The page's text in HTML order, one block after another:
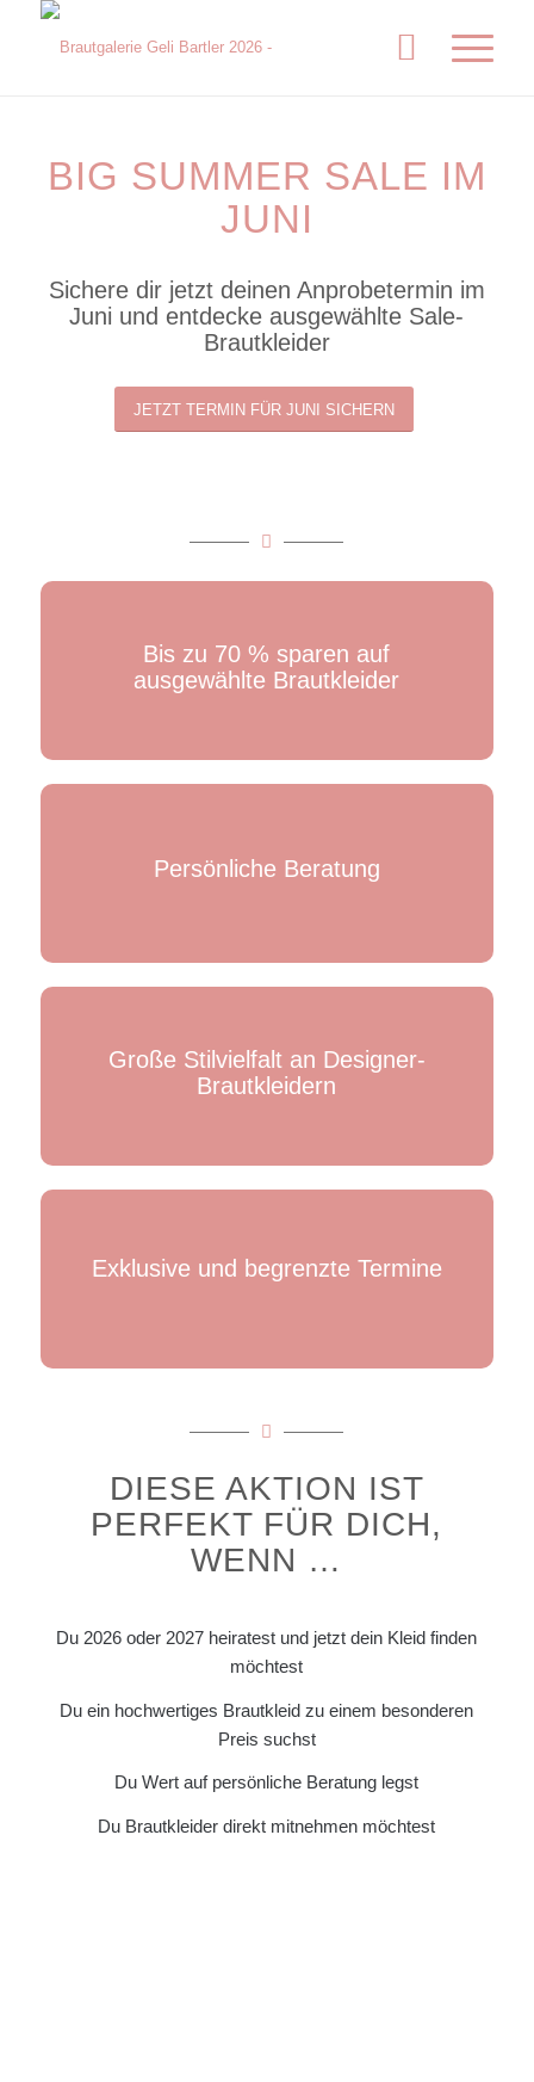
BIG SUMMER SALE IM
JUNI
Sichere dir jetzt deinen Anprobetermin im
Juni und entdecke ausgewählte Sale-
Brautkleider
JETZT TERMIN FÜR JUNI SICHERN
Bis zu 70 % sparen auf
ausgewählte Brautkleider
Persönliche Beratung
Große Stilvielfalt an Designer-
Brautkleidern
Exklusive und begrenzte Termine
DIESE AKTION IST
PERFEKT FÜR DICH,
WENN …
Du 2026 oder 2027 heiratest und jetzt dein Kleid finden
möchtest
Du ein hochwertiges Brautkleid zu einem besonderen
Preis suchst
Du Wert auf persönliche Beratung legst
Du Brautkleider direkt mitnehmen möchtest